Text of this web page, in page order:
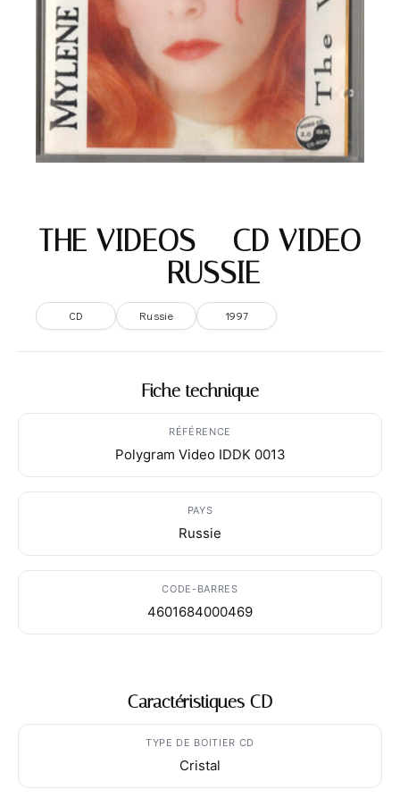
THE VIDEOS – CD VIDEO
– RUSSIE
CD Russie 1997
Fiche technique
RÉFÉRENCE
Polygram Video IDDK 0013
PAYS
Russie
CODE-BARRES
4601684000469
Caractéristiques CD
TYPE DE BOITIER CD
Cristal